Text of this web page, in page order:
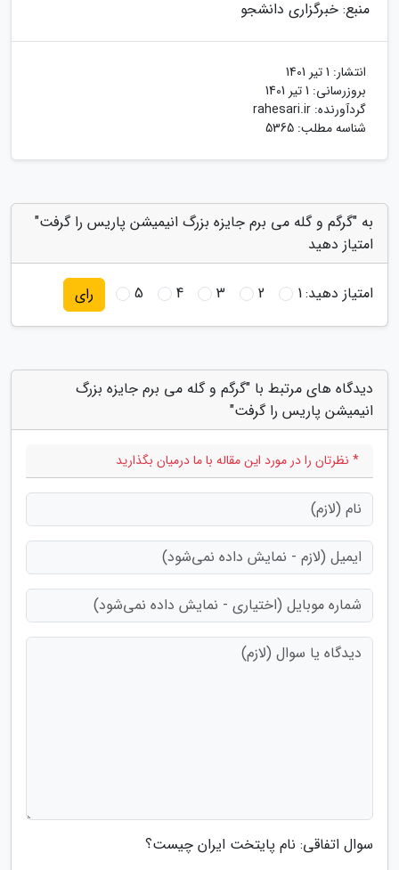
منبع: خبرگزاری دانشجو
انتشار: 1 تیر 1401
بروزرسانی: 1 تیر 1401
گردآورنده: rahesari.ir
شناسه مطلب: 5365
به "گرگم و گله می برم جایزه بزرگ انیمیشن پاریس را گرفت"
امتیاز دهید
امتیاز دهید:1
2
3
4
5 رای
دیدگاه های مرتبط با "گرگم و گله می برم جایزه بزرگ
انیمیشن پاریس را گرفت"
* نظرتان را در مورد این مقاله با ما درمیان بگذارید
سوال اتفاقی: نام پایتخت ایران چیست؟